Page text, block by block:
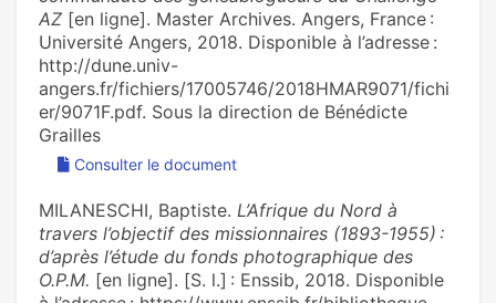
AZ [en ligne]. Master Archives. Angers, France :
Université Angers, 2018. Disponible à l’adresse :
http://dune.univ-
angers.fr/fichiers/17005746/2018HMAR9071/fichi
er/9071F.pdf. Sous la direction de Bénédicte
Grailles
Consulter le document
MILANESCHI, Baptiste. L’Afrique du Nord à
travers l’objectif des missionnaires (1893-1955) :
d’après l’étude du fonds photographique des
O.P.M. [en ligne]. [S. l.] : Enssib, 2018. Disponible